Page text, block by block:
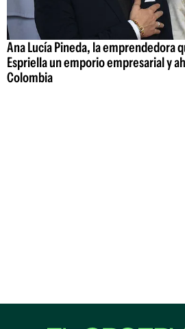
Ana Lucía Pineda, la emprendedora
Espriella un emporio empresarial y
Colombia